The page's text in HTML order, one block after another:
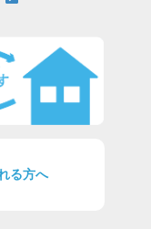
る方へ